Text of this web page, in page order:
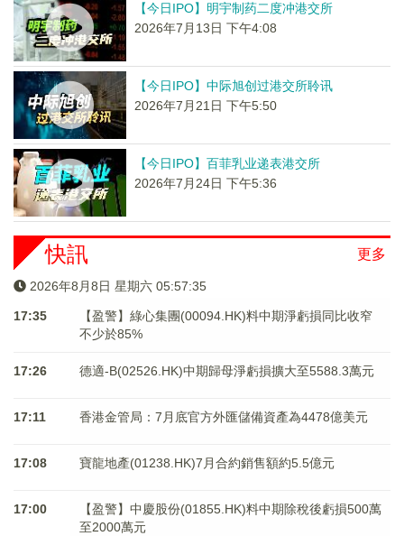
【今日IPO】明宇制药二度冲港交所
2026年7月13日 下午4:08
【今日IPO】中际旭创过港交所聆讯
2026年7月21日 下午5:50
【今日IPO】百菲乳业递表港交所
2026年7月24日 下午5:36
更多
快訊
2026年8月8日 星期六 05:57:35
17:35
【盈警】綠心集團(00094.HK)料中期淨虧損同比收窄
不少於85%
17:26 德適-B(02526.HK)中期歸母淨虧損擴大至5588.3萬元
17:11 香港金管局：7月底官方外匯儲備資產為4478億美元
17:08 寶龍地產(01238.HK)7月合約銷售額約5.5億元
17:00
【盈警】中慶股份(01855.HK)料中期除稅後虧損500萬
至2000萬元